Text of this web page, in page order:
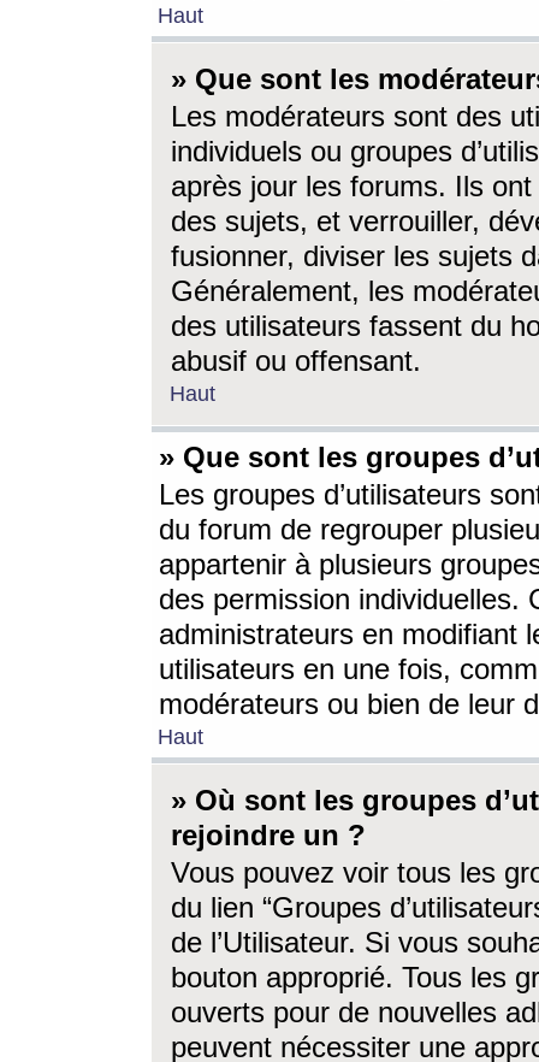
Haut
» Que sont les
Les modérateurs sont des
individuels ou groupes
après jour les forums. Ils ont
des sujets, et verrouiller,
fusionner, diviser les sujets
Généralement, les
des utilisateurs fassent du
abusif ou offensant.
Haut
» Que sont les groupes
Les groupes d’utilisateurs
du forum de regrouper
appartenir à plusieurs
des permission individuelles.
administrateurs en modifiant
utilisateurs en une fois,
modérateurs ou bien de leur
Haut
» Où sont les groupes
rejoindre un ?
Vous pouvez voir tous les
du lien “Groupes
de l’Utilisateur. Si vous
bouton approprié. Tous les
ouverts pour de nouvelles
peuvent nécessiter une